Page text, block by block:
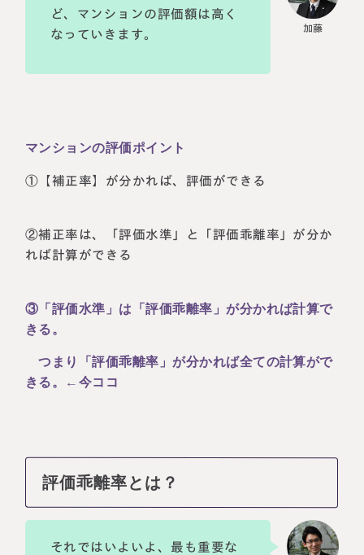
ど、マンションの評価額は高く
なっていきます。
マンションの評価ポイント
①【補正率】が分かれば、評価ができる
②補正率は、「評価水準」と「評価乖離率」が分か
れば計算ができる
③「評価水準」は「評価乖離率」が分かれば計算で
きる。
つまり「評価乖離率」が分かれば全ての計算がで
きる。←今ココ
評価乖離率とは？
それではいよいよ、最も重要な